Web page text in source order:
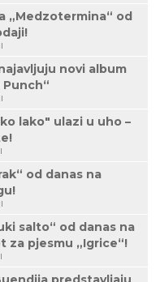
„Medzotermina“ od
novi album
lako" ulazi u uho –
od danas na
salto“ od danas na
za pjesmu „Igrice“!